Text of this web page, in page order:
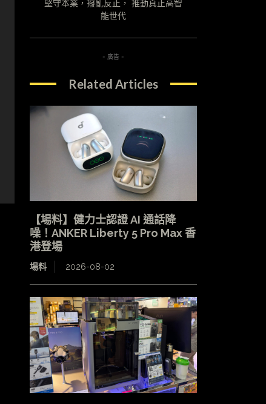
堅守本業，撥亂反正， 推動真正高智
能世代
- 廣告 -
Related Articles
【場料】健力士認證 AI 通話降
噪！ANKER Liberty 5 Pro Max 香
港登場
場料 2026-08-02